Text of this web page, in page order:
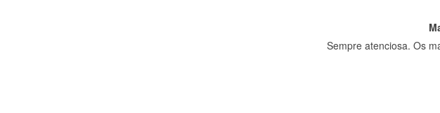
Sempre atenciosa. Os